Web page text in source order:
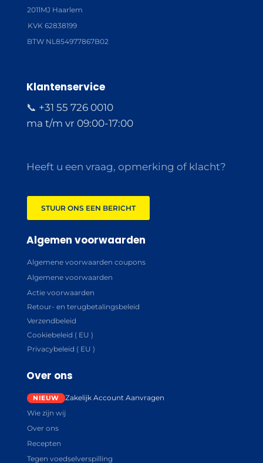
2011MJ Haarlem
KVK 62838199
BTW NL854977867B02
Klantenservice
📞 +31 55 726 0010
ma t/m vr 09:00-17:00
Heeft u een vraag, opmerking of klacht?
STUUR ONS EEN BERICHT
Algemen voorwaarden
Algemene voorwaarden coupons
Algemene voorwaarden
Actie voorwaarden
Retour- en terugbetalingsbeleid
Verzendbeleid
Cookiebeleid ( EU )
Privacybeleid ( EU )
Over ons
Zakelijk Account Aanvragen
Wie zijn wij
Over ons
Recepten
Tegen voedselverspilling